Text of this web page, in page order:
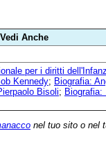
Vedi Anche
per i diritti
Kennedy; Biografia:
Bisoli; Biografia:
nel tuo sito o nel